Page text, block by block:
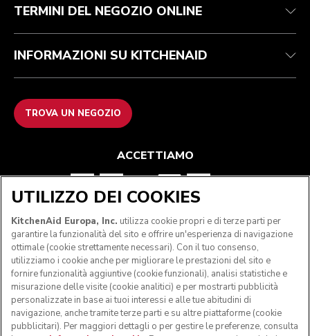
TERMINI DEL NEGOZIO ONLINE
INFORMAZIONI SU KITCHENAID
TROVA UN NEGOZIO
ACCETTIAMO
SEGUICI
UTILIZZO DEI COOKIES
KitchenAid Europa, Inc. utilizza cookie propri e di terze parti per
garantire la funzionalità del sito e offrire un'esperienza di navigazione
ottimale (cookie strettamente necessari). Con il tuo consenso,
utilizziamo i cookie anche per migliorare le prestazioni del sito e
fornire funzionalità aggiuntive (cookie funzionali), analisi statistiche e
misurazione delle visite (cookie analitici) e per mostrarti pubblicità
personalizzate in base ai tuoi interessi e alle tue abitudini di
navigazione, anche tramite terze parti e su altre piattaforme (cookie
pubblicitari). Per maggiori dettagli o per gestire le preferenze, consulta